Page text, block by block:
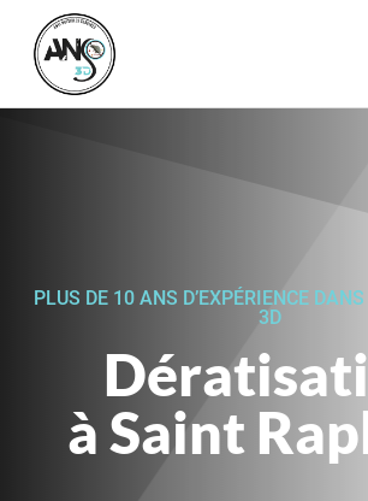
PLUS DE 10 ANS D’EXPÉRIENCE
3D
à Saint